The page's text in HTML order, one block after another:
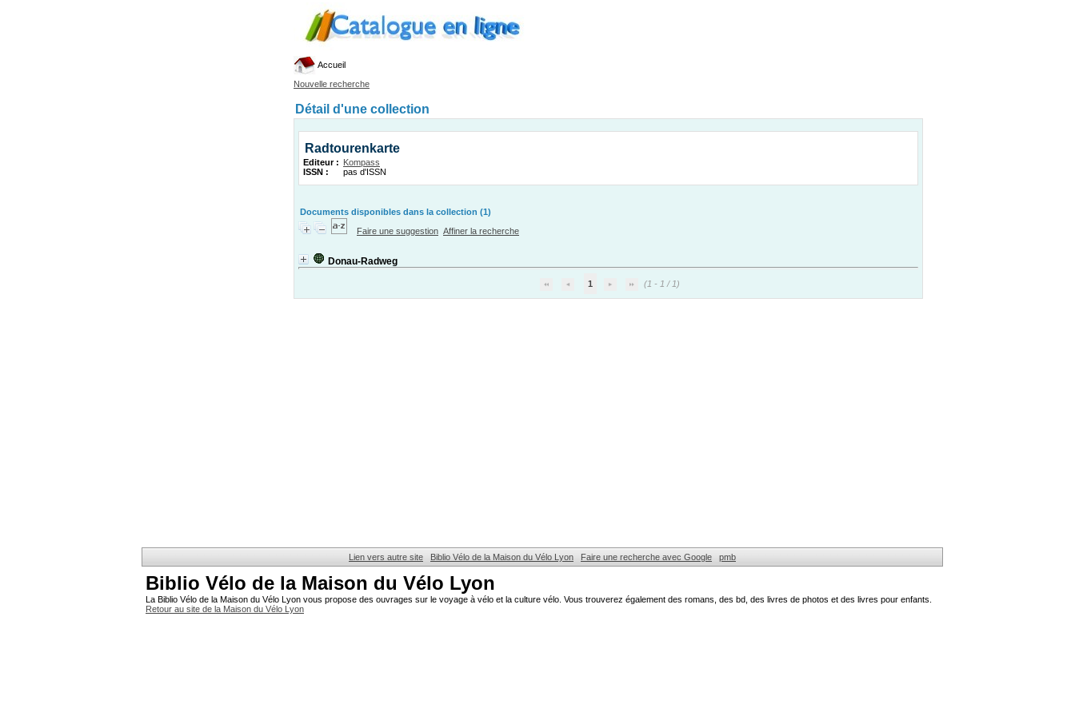
Accueil
Nouvelle recherche
Détail d'une collection
Radtourenkarte
Editeur : Kompass
ISSN :
pas d'ISSN
Documents disponibles dans la collection (1)
Faire une suggestion Affiner la recherche
Donau-Radweg
1 (1 - 1 / 1)
Lien vers autre site Biblio Vélo de la Maison du Vélo Lyon Faire une recherche avec Google pmb
Biblio Vélo de la Maison du Vélo Lyon
La Biblio Vélo de la Maison du Vélo Lyon vous propose des ouvrages sur le voyage à vélo et la culture vélo. Vous trouverez également des romans, des bd, des livres de photos et des livres pour enfants.
Retour au site de la Maison du Vélo Lyon